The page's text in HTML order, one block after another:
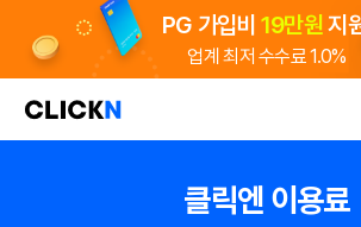
PG 가입비 19만원지
업계 최저 수수료 1.0%
주문부터 배송까지
shop 도메인무료!
신규 고객 웰컴 이벤트
클릭엔 이용료